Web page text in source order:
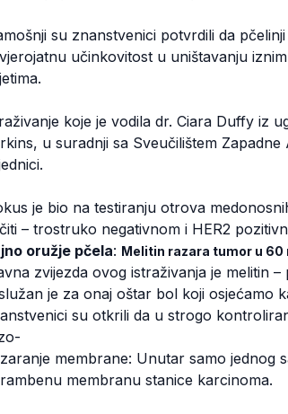
su znanstvenici potvrdili da
učinkovitost u uništavanju
koje je vodila dr. Ciara Duffy iz
u suradnji sa Sveučilištem
je bio na testiranju otrova
– trostruko negativnom i HER2
oružje pčela: Melitin razara tumor u 60
zvijezda ovog istraživanja je melitin
je za onaj oštar bol koji osjećamo
su otkrili da u strogo
membrane: Unutar samo jednog
membranu stanice karcinoma.